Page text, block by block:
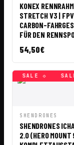
KONEX
STRETCH V3 |
CARBON-
FÜR DEN
54,50€
SALE ◇
VISTA
SHENDRONES
SHENDRONES
2.0 (HERO MOUNT
SALE ◇ SALE ◇